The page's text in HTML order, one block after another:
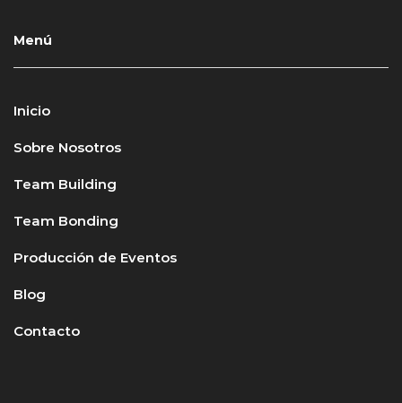
Menú
Inicio
Sobre Nosotros
Team Building
Team Bonding
Producción de Eventos
Blog
Contacto